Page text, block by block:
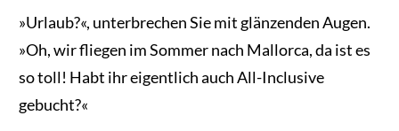
»Urlaub?«, unterbrechen Sie mit glänzenden Augen.
»Oh, wir fliegen im Sommer nach Mallorca, da ist es
so toll! Habt ihr eigentlich auch All-Inclusive
gebucht?«